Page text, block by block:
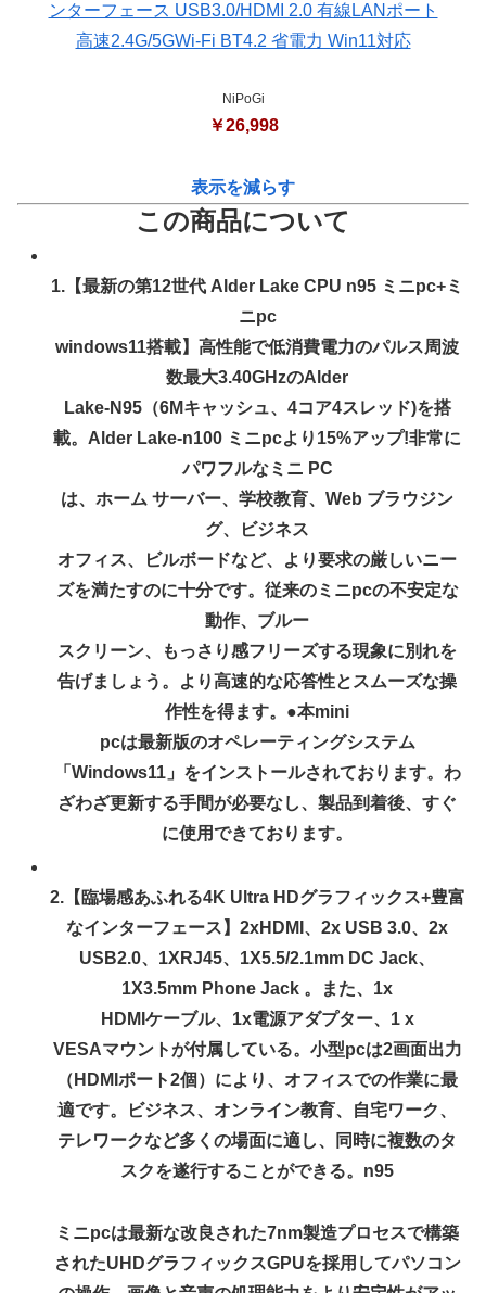
ンターフェース USB3.0/HDMI 2.0 有線LANポート
高速2.4G/5GWi-Fi BT4.2 省電力 Win11対応
NiPoGi
￥26,998
表示を減らす
この商品について
1.【最新の第12世代 Alder Lake CPU n95 ミニpc+ミ
ニpc
windows11搭載】高性能で低消費電力のパルス周波
数最大3.40GHzのAlder
Lake-N95（6Mキャッシュ、4コア4スレッド)を搭
載。Alder Lake-n100 ミニpcより15%アップ!非常に
パワフルなミニ PC
は、ホーム サーバー、学校教育、Web ブラウジン
グ、ビジネス
オフィス、ビルボードなど、より要求の厳しいニー
ズを満たすのに十分です。従来のミニpcの不安定な
動作、ブルー
スクリーン、もっさり感フリーズする現象に別れを
告げましょう。より高速的な応答性とスムーズな操
作性を得ます。●本mini
pcは最新版のオペレーティングシステム
「Windows11」をインストールされております。わ
ざわざ更新する手間が必要なし、製品到着後、すぐ
に使用できております。
2.【臨場感あふれる4K Ultra HDグラフィックス+豊富
なインターフェース】2xHDMI、2x USB 3.0、2x
USB2.0、1XRJ45、1X5.5/2.1mm DC Jack、
1X3.5mm Phone Jack 。また、1x
HDMIケーブル、1x電源アダプター、1 x
VESAマウントが付属している。小型pcは2画面出力
（HDMIポート2個）により、オフィスでの作業に最
適です。ビジネス、オンライン教育、自宅ワーク、
テレワークなど多くの場面に適し、同時に複数のタ
スクを遂行することができる。n95
ミニpcは最新な改良された7nm製造プロセスで構築
されたUHDグラフィックスGPUを採用してパソコン